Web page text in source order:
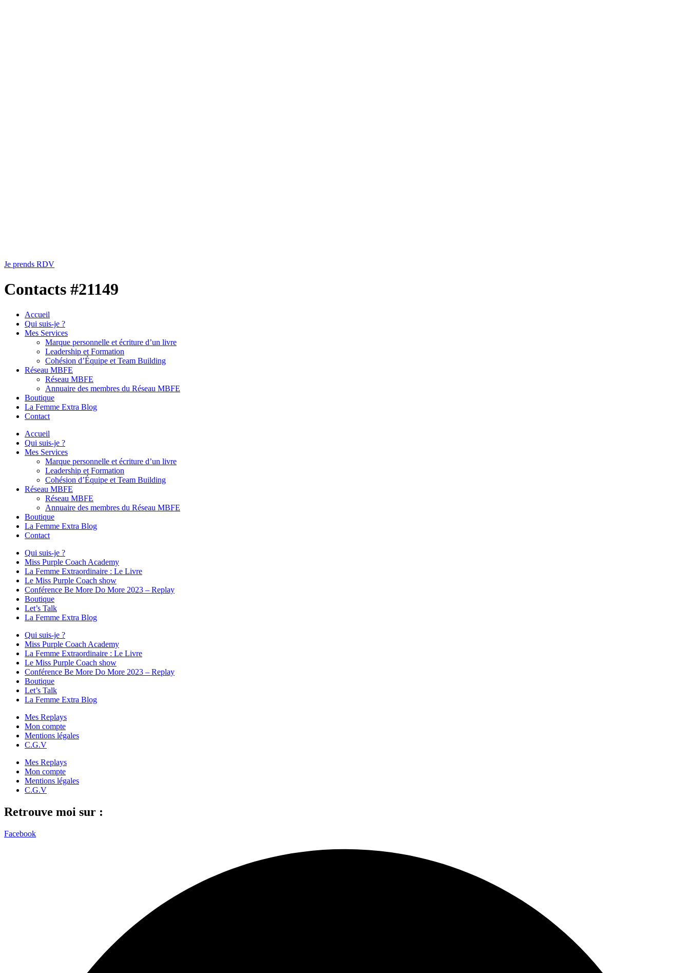
Je prends RDV
Contacts #21149
Accueil
Qui suis-je ?
Mes Services
Marque personnelle et écriture d’un livre
Leadership et Formation
Cohésion d’Équipe et Team Building
Réseau MBFE
Réseau MBFE
Annuaire des membres du Réseau MBFE
Boutique
La Femme Extra Blog
Contact
Accueil
Qui suis-je ?
Mes Services
Marque personnelle et écriture d’un livre
Leadership et Formation
Cohésion d’Équipe et Team Building
Réseau MBFE
Réseau MBFE
Annuaire des membres du Réseau MBFE
Boutique
La Femme Extra Blog
Contact
Qui suis-je ?
Miss Purple Coach Academy
La Femme Extraordinaire : Le Livre
Le Miss Purple Coach show
Conférence Be More Do More 2023 – Replay
Boutique
Let’s Talk
La Femme Extra Blog
Qui suis-je ?
Miss Purple Coach Academy
La Femme Extraordinaire : Le Livre
Le Miss Purple Coach show
Conférence Be More Do More 2023 – Replay
Boutique
Let’s Talk
La Femme Extra Blog
Mes Replays
Mon compte
Mentions légales
C.G.V
Mes Replays
Mon compte
Mentions légales
C.G.V
Retrouve moi sur :
Facebook